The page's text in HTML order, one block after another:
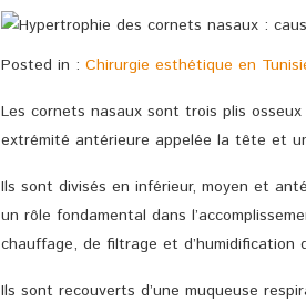
Posted in : Chirurgie esthétique en
Les cornets nasaux sont trois plis
extrémité antérieure appelée la tête et
Ils sont divisés en inférieur, moyen et
un rôle fondamental dans
chauffage, de filtrage et d’humidification
Ils sont recouverts d’une muqueuse